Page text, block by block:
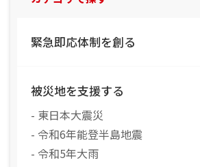
緊急即応体制を創る
被災地を支援する
- 東日本大震災
- 令和6年能登半島地震
- 令和5年大雨